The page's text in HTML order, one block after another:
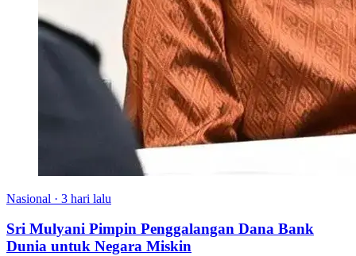
Nasional · 3 hari lalu
Sri Mulyani Pimpin Penggalangan Dana Bank
Dunia untuk Negara Miskin